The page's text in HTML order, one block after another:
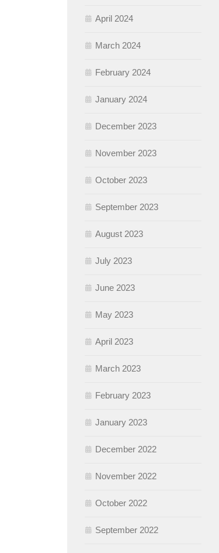
April 2024
March 2024
February 2024
January 2024
December 2023
November 2023
October 2023
September 2023
August 2023
July 2023
June 2023
May 2023
April 2023
March 2023
February 2023
January 2023
December 2022
November 2022
October 2022
September 2022